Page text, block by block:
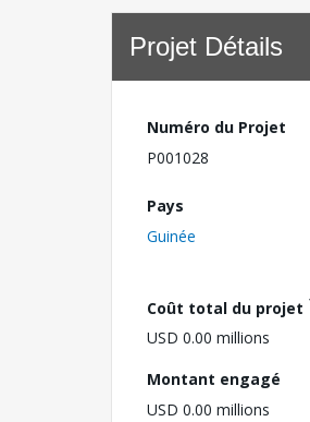
Projet Détails
Numéro du Projet
P001028
Pays
Guinée
Coût total du projet
USD 0.00 millions
Montant engagé
USD 0.00 millions